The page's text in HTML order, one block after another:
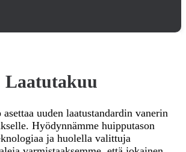
Laatutakuu
uuden laatustandardin vanerin
Hyödynnämme huipputason
ja huolella valittuja